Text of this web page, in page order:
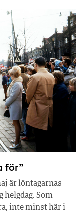
för”
är löntagarnas
helgdag. Som
inte minst här i